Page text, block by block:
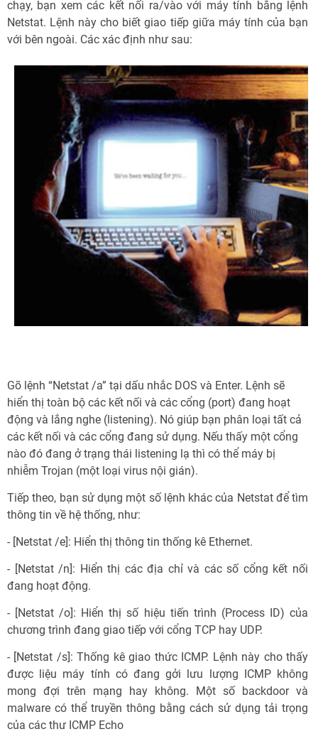
chạy, bạn xem các kết nối ra/vào với máy tính bằng lệnh
Netstat. Lệnh này cho biết giao tiếp giữa máy tính của bạn
với bên ngoài. Các xác định như sau:
Gõ lệnh “Netstat /a” tại dấu nhắc DOS và Enter. Lệnh sẽ
hiển thị toàn bộ các kết nối và các cổng (port) đang hoạt
động và lắng nghe (listening). Nó giúp bạn phân loại tất cả
các kết nối và các cổng đang sử dụng. Nếu thấy một cổng
nào đó đang ở trạng thái listening lạ thì có thể máy bị
nhiễm Trojan (một loại virus nội gián).
Tiếp theo, bạn sử dụng một số lệnh khác của Netstat để tìm
thông tin về hệ thống, như:
- [Netstat /e]: Hiển thị thông tin thống kê Ethernet.
- [Netstat /n]: Hiển thị các địa chỉ và các số cổng kết nối
đang hoạt động.
- [Netstat /o]: Hiển thị số hiệu tiến trình (Process ID) của
chương trình đang giao tiếp với cổng TCP hay UDP.
- [Netstat /s]: Thống kê giao thức ICMP. Lệnh này cho thấy
được liệu máy tính có đang gởi lưu lượng ICMP không
mong đợi trên mạng hay không. Một số backdoor và
malware có thể truyền thông bằng cách sử dụng tải trọng
của các thư ICMP Echo